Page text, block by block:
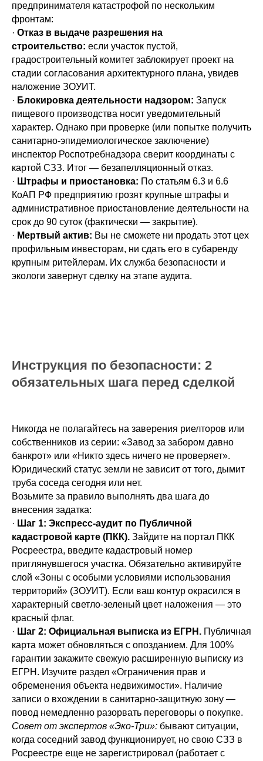
предпринимателя катастрофой по нескольким
фронтам:
· Отказ в выдаче разрешения на
строительство: если участок пустой,
градостроительный комитет заблокирует проект на
стадии согласования архитектурного плана, увидев
наложение ЗОУИТ.
· Блокировка деятельности надзором: Запуск
пищевого производства носит уведомительный
характер. Однако при проверке (или попытке получить
санитарно-эпидемиологическое заключение)
инспектор Роспотребнадзора сверит координаты с
картой СЗЗ. Итог — безапелляционный отказ.
· Штрафы и приостановка: По статьям 6.3 и 6.6
КоАП РФ предприятию грозят крупные штрафы и
административное приостановление деятельности на
срок до 90 суток (фактически — закрытие).
· Мертвый актив: Вы не сможете ни продать этот цех
профильным инвесторам, ни сдать его в субаренду
крупным ритейлерам. Их служба безопасности и
экологи завернут сделку на этапе аудита.
Инструкция по безопасности: 2
обязательных шага перед сделкой
Никогда не полагайтесь на заверения риелторов или
собственников из серии: «Завод за забором давно
банкрот» или «Никто здесь ничего не проверяет».
Юридический статус земли не зависит от того, дымит
труба соседа сегодня или нет.
Возьмите за правило выполнять два шага до
внесения задатка:
· Шаг 1: Экспресс-аудит по Публичной
кадастровой карте (ПКК). Зайдите на портал ПКК
Росреестра, введите кадастровый номер
приглянувшегося участка. Обязательно активируйте
слой «Зоны с особыми условиями использования
территорий» (ЗОУИТ). Если ваш контур окрасился в
характерный светло-зеленый цвет наложения — это
красный флаг.
· Шаг 2: Официальная выписка из ЕГРН. Публичная
карта может обновляться с опозданием. Для 100%
гарантии закажите свежую расширенную выписку из
ЕГРН. Изучите раздел «Ограничения прав и
обременения объекта недвижимости». Наличие
записи о вхождении в санитарно-защитную зону —
повод немедленно разорвать переговоры о покупке.
Совет от экспертов «Эко-Три»: бывают ситуации,
когда соседний завод функционирует, но свою СЗЗ в
Росреестре еще не зарегистрировал (работает с